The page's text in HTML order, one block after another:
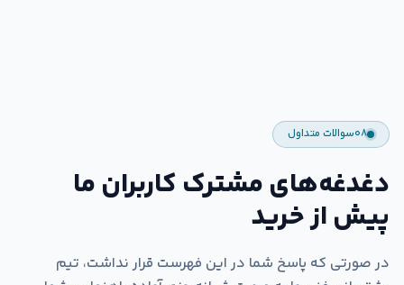
۰۸سوالات متداول
دغدغه‌های مشترک کاربران ما
پیش از خرید
در صورتی که پاسخ شما در این فهرست قرار نداشت، تیم